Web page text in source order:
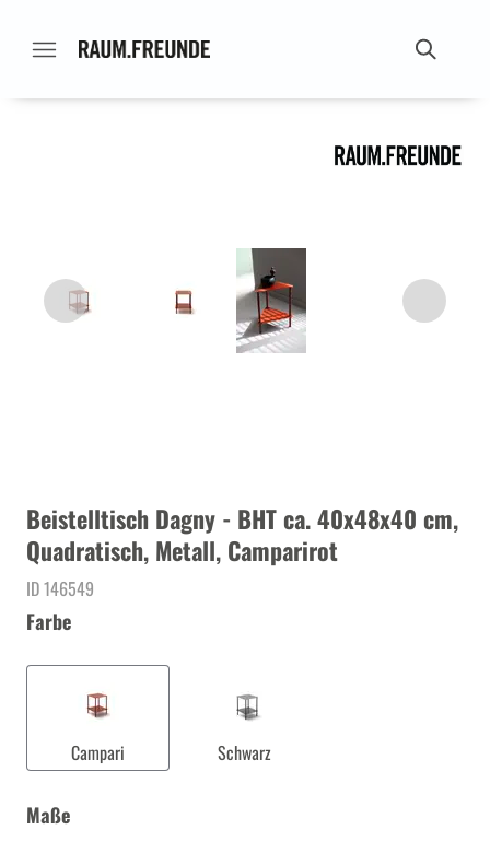
Beistelltisch Dagny - BHT ca. 40x48x40 cm,
Quadratisch, Metall, Camparirot
ID 146549
Farbe
Campari Schwarz
Maße